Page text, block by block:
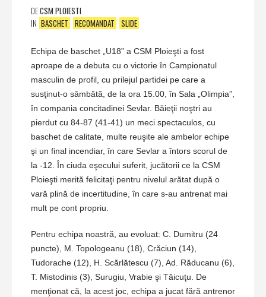
DECSM PLOIESTI
IN BASCHET RECOMANDAT SLIDE
Echipa de baschet „U18” a CSM Ploieşti a fost
aproape de a debuta cu o victorie în Campionatul
masculin de profil, cu prilejul partidei pe care a
susţinut-o sâmbătă, de la ora 15.00, în Sala „Olimpia”,
în compania concitadinei Sevlar. Băieţii noştri au
pierdut cu 84-87 (41-41) un meci spectaculos, cu
baschet de calitate, multe reuşite ale ambelor echipe
şi un final incendiar, în care Sevlar a întors scorul de
la -12. În ciuda eşecului suferit, jucătorii ce la CSM
Ploieşti merită felicitaţi pentru nivelul arătat după o
vară plină de incertitudine, în care s-au antrenat mai
mult pe cont propriu.
Pentru echipa noastră, au evoluat: C. Dumitru (24
puncte), M. Topologeanu (18), Crăciun (14),
Tudorache (12), H. Scărlătescu (7), Ad. Răducanu (6),
T. Mistodinis (3), Surugiu, Vrabie şi Tăicuţu. De
menţionat că, la acest joc, echipa a jucat fără antrenor